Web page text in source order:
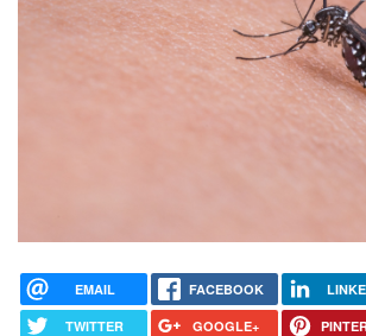
EMAIL FACEBOOK
TWITTER GOOGLE+